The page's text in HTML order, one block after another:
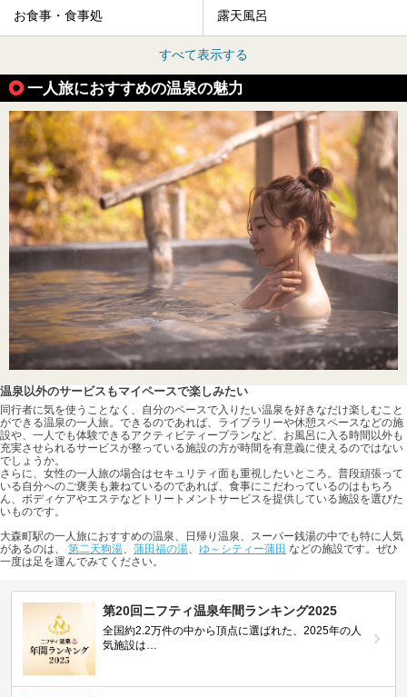
お食事・食事処 露天風呂
すべて表示する
一人旅におすすめの温泉の魅力
温泉以外のサービスもマイペースで楽しみたい
同行者に気を使うことなく、自分のペースで入りたい温泉を好きなだけ楽しむこと
ができる温泉の一人旅。できるのであれば、ライブラリーや休憩スペースなどの施
設や、一人でも体験できるアクティビティープランなど、お風呂に入る時間以外も
充実させられるサービスが整っている施設の方が時間を有意義に使えるのではない
でしょうか。
さらに、女性の一人旅の場合はセキュリティ面も重視したいところ。普段頑張って
いる自分へのご褒美も兼ねているのであれば、食事にこだわっているのはもちろ
ん、ボディケアやエステなどトリートメントサービスを提供している施設を選びた
いものです。
大森町駅の一人旅におすすめの温泉、日帰り温泉、スーパー銭湯の中でも特に人気
があるのは、 第二天狗湯、 蒲田福の湯、 ゆ～シティー蒲田 などの施設です。ぜひ
一度は足を運んでみてください。
第20回ニフティ温泉年間ランキング2025
全国約2.2万件の中から頂点に選ばれた、2025年の人
気施設は…